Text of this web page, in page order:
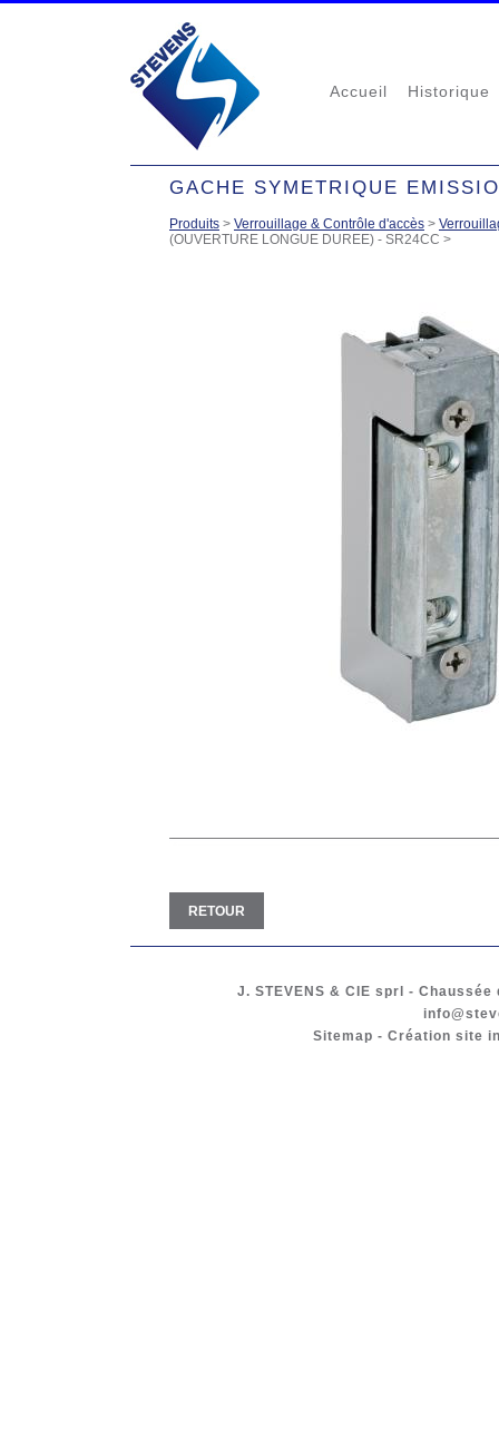
Accueil Historique
GACHE SYMETRIQUE
Produits > Verrouillage & Contrôle d'accès >
(OUVERTURE LONGUE DUREE) - SR24CC >
RETOUR
J. STEVENS & CIE sprl - Chaussée
Sitemap - Création site